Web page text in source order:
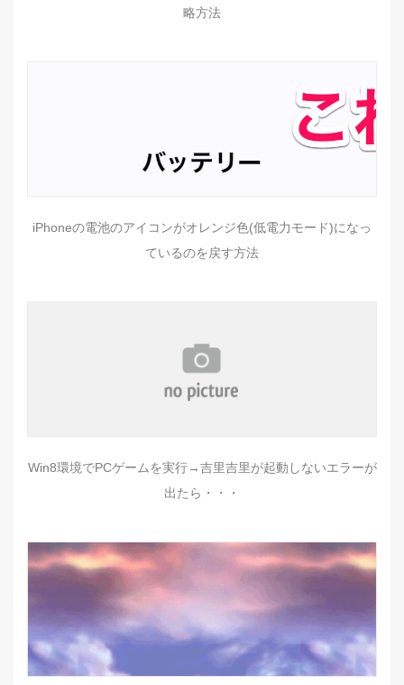
略方法
iPhoneの電池のアイコンがオレンジ色(低電力モード)になっ
ているのを戻す方法
Win8環境でPCゲームを実行→吉里吉里が起動しないエラーが
出たら・・・